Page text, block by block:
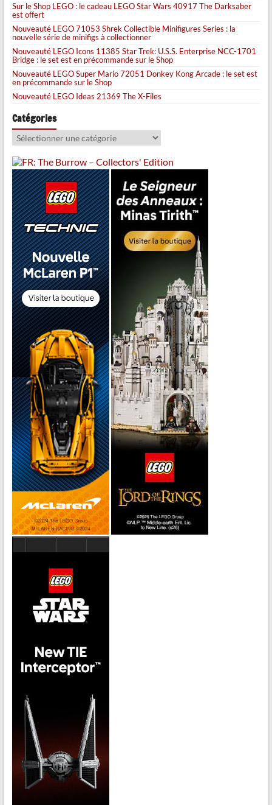
Sur le Shop LEGO : le cadeau LEGO Star Wars 40917 The Darksaber
est offert
Nouveauté LEGO 71053 Shrek Collectible Minifigures Series : la
nouvelle série de minifigs à collectionner
Nouveauté LEGO Icons 11385 Star Trek: U.S.S. Enterprise NCC-1701
Bridge : le set est en précommande sur le Shop
Nouveauté LEGO Super Mario 72051 Donkey Kong Arcade : le set est
en précommande sur le Shop
Nouveauté LEGO Ideas 21369 The X-Files
Catégories
Catégories